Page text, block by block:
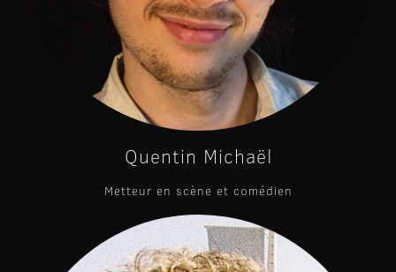
Quentin Michaël
Metteur en scène et comédien